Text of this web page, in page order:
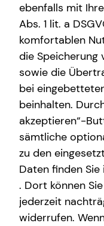
Teamassistenz
Direkteinstieg
Betriebliche
Investment
Kapitalanlage
Altersvorsorge
Gewerbliche
Kindervorsorge
Sach- und
Expat
Am
40211
+49 (151)
Montag
ebenfalls mit
Abs. 1 lit. a
komfortablen
die Speicherung
sowie die
bei
beinhalten.
akzeptieren“-
sämtliche
zu den
Daten finden Sie
. Dort können
jederzeit
widerrufen.